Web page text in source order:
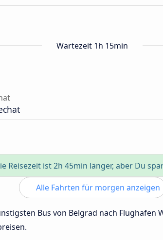
Wartezeit 1h 15min
Reisezeit ist 2h 45min länger, aber Du
Alle Fahrten für morgen anzeigen
Bus von Belgrad nach Flughafen